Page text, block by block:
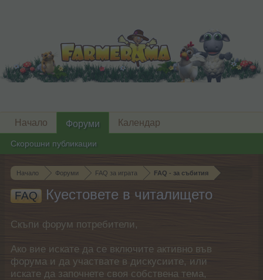
Начало Форуми FAQ за играта FAQ - за събития
FAQ Куестовете в читалището
Скъпи форум потребители,
Ако вие искате да се включите активно във
форума и да участвате в дискусиите, или
искате да започнете своя собствена тема,
Начало Форуми
Скорошни публикации
Календар